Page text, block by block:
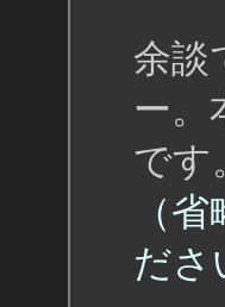
余談
ー。
です
（
ださ